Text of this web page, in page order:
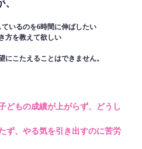
いるのを6時間に伸ばしたい
方を教えて欲しい
にこたえることはできません。
どもの成績が上がらず、どうし
ず、やる気を引き出すのに苦労